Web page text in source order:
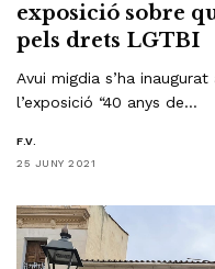
exposició sobre
pels drets LGTBI
Avui migdia s’ha
l’exposició “40 anys de…
F.V.
25 JUNY 2021